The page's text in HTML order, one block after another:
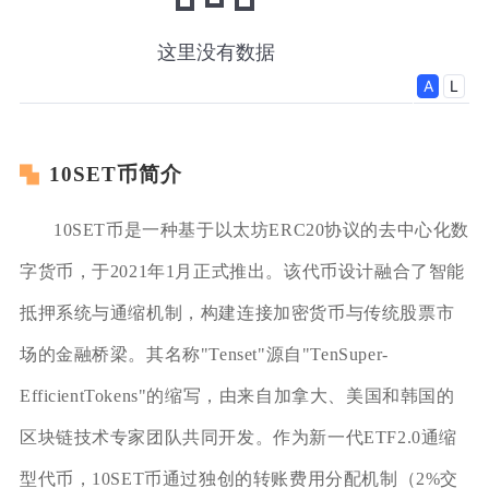
10SET币简介
10SET币是一种基于以太坊ERC20协议的去中心化数
字货币，于2021年1月正式推出。该代币设计融合了智能
抵押系统与通缩机制，构建连接加密货币与传统股票市
场的金融桥梁。其名称"Tenset"源自"TenSuper-
EfficientTokens"的缩写，由来自加拿大、美国和韩国的
区块链技术专家团队共同开发。作为新一代ETF2.0通缩
型代币，10SET币通过独创的转账费用分配机制（2%交